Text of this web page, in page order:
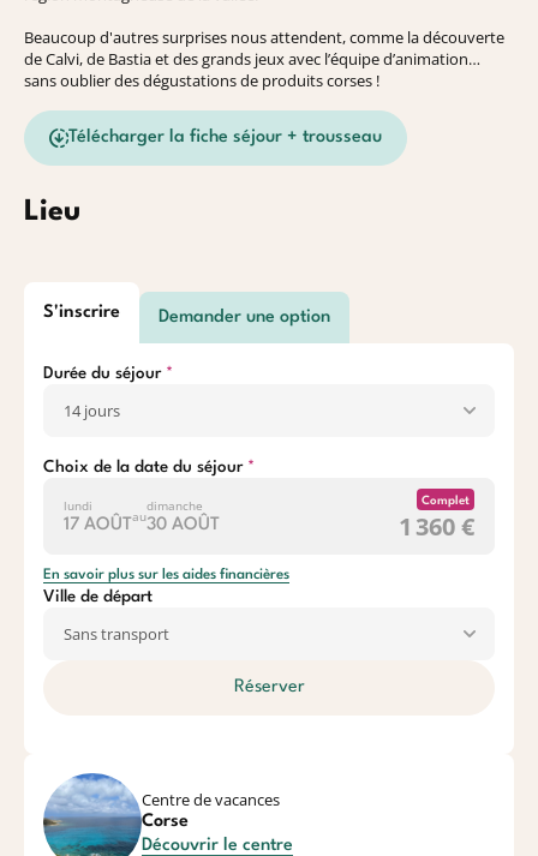
Beaucoup d'autres surprises nous attendent, comme la découverte
de Calvi, de Bastia et des grands jeux avec l’équipe d’animation…
sans oublier des dégustations de produits corses !
Télécharger la fiche séjour + trousseau
Lieu
S'inscrire Demander une option
Durée du séjour
Choix de la date du séjour
lundi
17 AOÛTau
dimanche
30 AOÛT
Complet
1 360 €
En savoir plus sur les aides financières
Ville de départ
Réserver
Centre de vacances
Corse
Découvrir le centre